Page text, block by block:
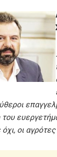
όχι, οι